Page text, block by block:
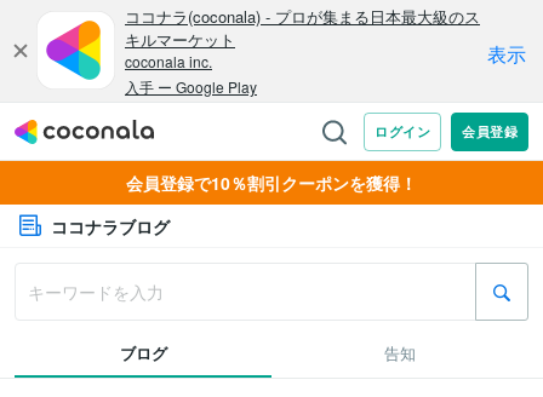
会員登録で10％割引クーポンを獲得！
ココナラブログ
ブログ 告知